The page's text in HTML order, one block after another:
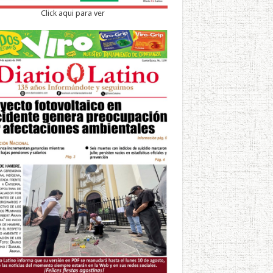
Click aqui para ver